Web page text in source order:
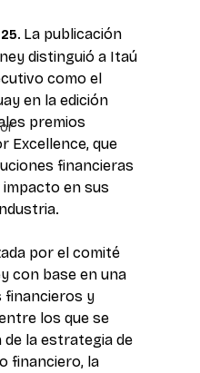
La publicación
distinguió a Itaú
como el
en la edición
premios
Excellence, que
financieras
en sus
por el comité
con base en una
financieros y
los que se
de la estrategia de
financiero, la